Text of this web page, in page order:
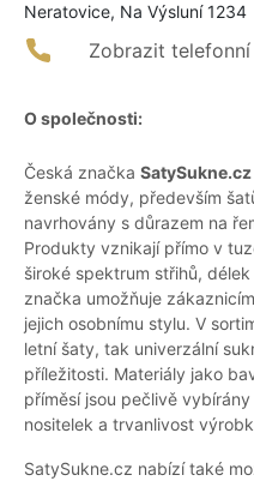
Neratovice, Na Výsluní 1234
Zobrazit
O společnosti:
Česká značka SatySukne.cz
ženské módy, především
navrhovány s důrazem na
Produkty vznikají přímo v
široké spektrum střihů,
značka umožňuje
jejich osobnímu stylu. V
letní šaty, tak univerzální
příležitosti. Materiály jako
příměsí jsou pečlivě
nositelek a trvanlivost
SatySukne.cz nabízí také